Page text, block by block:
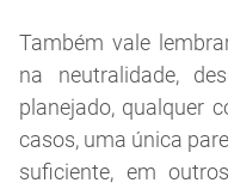
Também vale
na neutralidade,
planejado, qualquer
casos, uma única
suficiente, em